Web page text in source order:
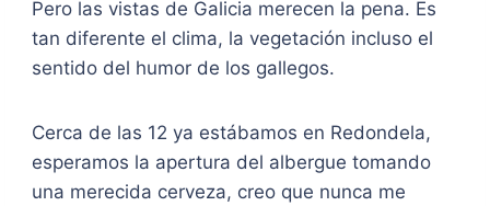
Pero las vistas de Galicia merecen la pena. Es
tan diferente el clima, la vegetación incluso el
sentido del humor de los gallegos.
Cerca de las 12 ya estábamos en Redondela,
esperamos la apertura del albergue tomando
una merecida cerveza, creo que nunca me